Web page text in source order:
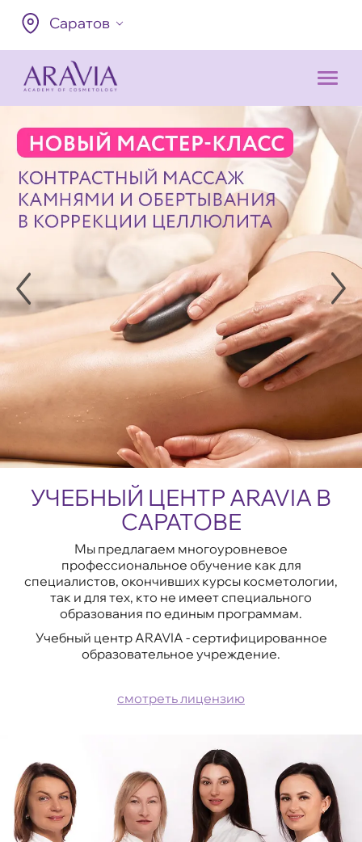
Саратов
УЧЕБНЫЙ ЦЕНТР ARAVIA В
САРАТОВЕ
Мы предлагаем многоуровневое
профессиональное обучение как для
специалистов, окончивших курсы косметологии,
так и для тех, кто не имеет специального
образования по единым программам.
Учебный центр ARAVIA - сертифицированное
образовательное учреждение.
смотреть лицензию